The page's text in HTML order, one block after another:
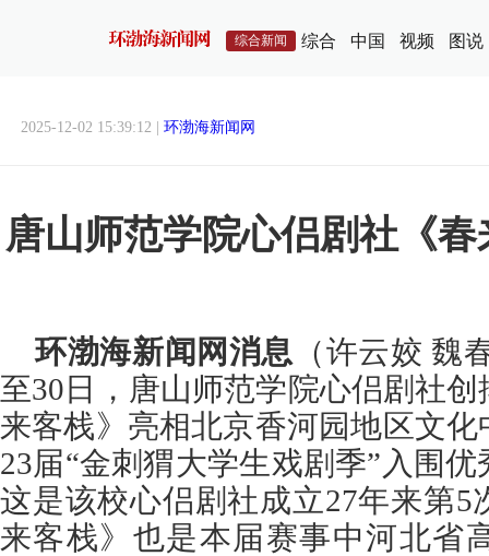
综合新闻 综合 中国 视频 图说
2025-12-02 15:39:12 | 环渤海新闻网
唐山师范学院心侣剧社《
环渤海新闻网消息 （许云姣 魏
至30日，唐山师范学院心侣剧社
来客栈》亮相北京香河园地区文
23届“金刺猬大学生戏剧季”入围
这是该校心侣剧社成立27年来第5
来客栈》也是本届赛事中河北省